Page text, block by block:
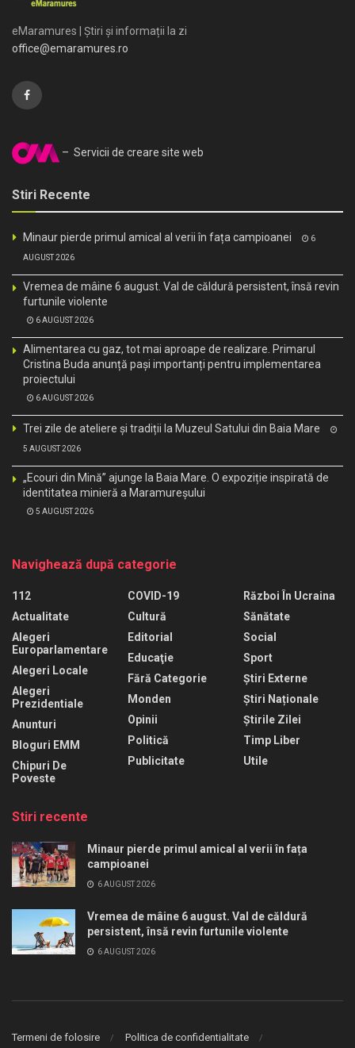
eMaramures | Știri și informații la zi
office@emaramures.ro
– Servicii de creare site web
Stiri Recente
Minaur pierde primul amical al verii în fața campioanei 6
AUGUST 2026
Vremea de mâine 6 august. Val de căldură persistent, însă revin
furtunile violente
6 AUGUST 2026
Alimentarea cu gaz, tot mai aproape de realizare. Primarul
Cristina Buda anunță pași importanți pentru implementarea
proiectului
6 AUGUST 2026
Trei zile de ateliere și tradiții la Muzeul Satului din Baia Mare
5 AUGUST 2026
„Ecouri din Mină” ajunge la Baia Mare. O expoziție inspirată de
identitatea minieră a Maramureșului
5 AUGUST 2026
Navighează după categorie
112
Actualitate
Alegeri
Europarlamentare
Alegeri Locale
Alegeri
Prezidentiale
Anunturi
Bloguri EMM
Chipuri De
Poveste
COVID-19
Cultură
Editorial
Educaţie
Fără Categorie
Monden
Opinii
Politică
Publicitate
Război În Ucraina
Sănătate
Social
Sport
Știri Externe
Știri Naționale
Știrile Zilei
Timp Liber
Utile
Stiri recente
Minaur pierde primul amical al verii în fața
campioanei
6 AUGUST 2026
Vremea de mâine 6 august. Val de căldură
persistent, însă revin furtunile violente
6 AUGUST 2026
Termeni de folosire
Politica de confidentialitate